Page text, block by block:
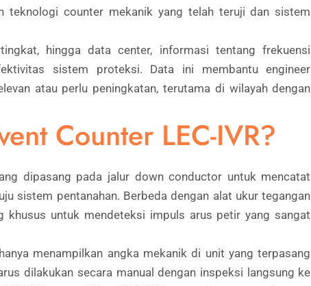
teknologi counter mekanik yang telah teruji dan sistem
hingga data center, informasi tentang frekuensi
sistem proteksi. Data ini membantu engineer
atau perlu peningkatan, terutama di wilayah dengan
Counter LEC-IVR?
dipasang pada jalur down conductor untuk mencatat
sistem pentanahan. Berbeda dengan alat ukur tegangan
khusus untuk mendeteksi impuls arus petir yang sangat
menampilkan angka mekanik di unit yang terpasang
dilakukan secara manual dengan inspeksi langsung ke